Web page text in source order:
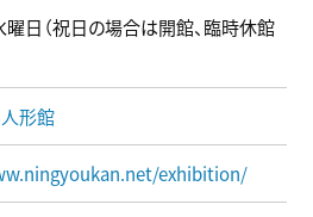
日（祝日の場合は開館、臨時休館
形館
exhibition/